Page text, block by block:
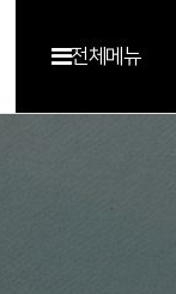
전체메뉴